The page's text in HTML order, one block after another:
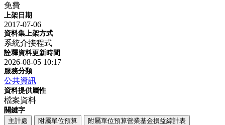
免費
上架日期
2017-07-06
資料集上架方式
系統介接程式
詮釋資料更新時間
2026-08-05 10:17
服務分類
公共資訊
資料提供屬性
檔案資料
關鍵字
主計處
附屬單位預算
附屬單位預算營業基金損益綜計表